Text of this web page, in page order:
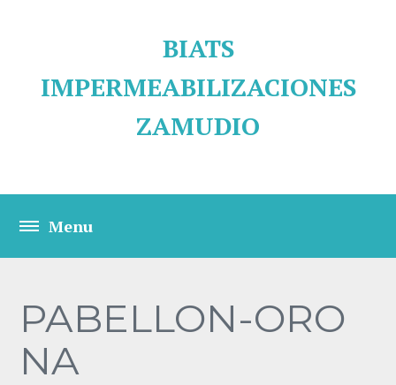
BIATS
IMPERMEABILIZACIONES
ZAMUDIO
PABELLON-ORO
NA